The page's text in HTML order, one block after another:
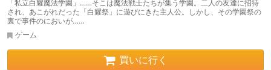
「私立白耀魔法学園」……そこは魔法戦士たちが集う学園。二人の友達に招待
され、あこがれだった「白耀祭」に遊びにきた主人公。しかし、その学園祭の
裏で事件のにおいが……
ゲーム
買いに行く